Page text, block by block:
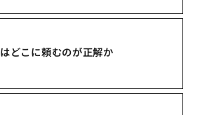
どこに頼むのが正解か